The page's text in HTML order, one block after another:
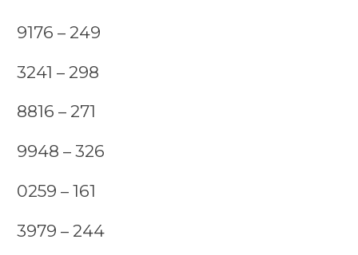
9176 – 249
3241 – 298
8816 – 271
9948 – 326
0259 – 161
3979 – 244